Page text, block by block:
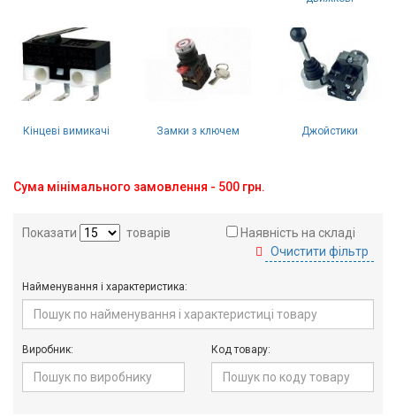
авторизація
Виробники
Контакти
Доставка
Тех.
Підтримка
Блог
Кінцеві вимикачі Замки з ключем Джойстики
Сума мінімального замовлення - 500 грн.
Показати товарів
Наявність на складі
Очистити фільтр
Найменування і характеристика:
Виробник: Код товару: